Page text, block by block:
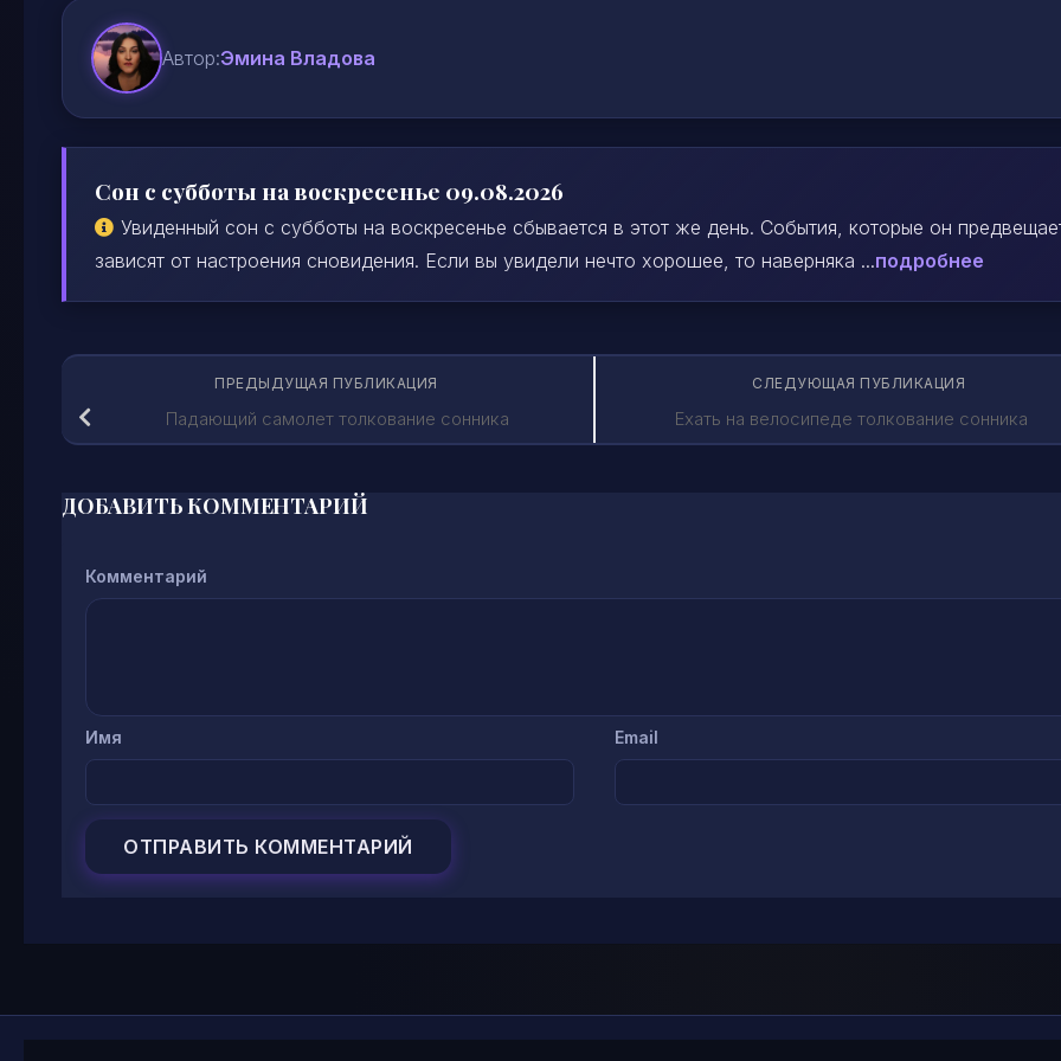
Автор:Эмина Владова
Сон с субботы на воскресенье 09.08.2026
Увиденный сон с субботы на воскресенье сбывается в этот же день. События, которые он
зависят от настроения сновидения. Если вы увидели нечто хорошее, то наверняка ...подробнее
СЛЕДУЮЩАЯ ПУБЛИКАЦИЯ
Ехать на велосипеде толкование сонника
ПРЕДЫДУЩАЯ ПУБЛИКАЦИЯ
Падающий самолет толкование сонника
ДОБАВИТЬ КОММЕНТАРИЙ
Комментарий
Имя Email